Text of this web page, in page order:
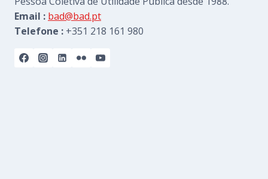
Email : bad@bad.pt
Telefone : +351 218 161 980